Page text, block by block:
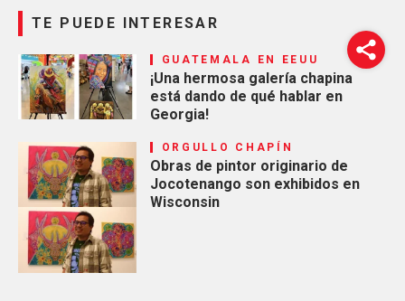
TE PUEDE INTERESAR
GUATEMALA EN EEUU
¡Una hermosa galería chapina
está dando de qué hablar en
Georgia!
ORGULLO CHAPÍN
Obras de pintor originario de
Jocotenango son exhibidos en
Wisconsin